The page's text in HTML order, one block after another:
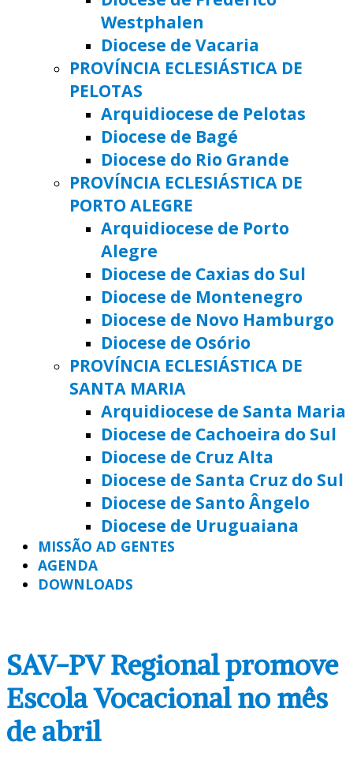
Westphalen
Diocese de Vacaria
PROVÍNCIA ECLESIÁSTICA DE
PELOTAS
Arquidiocese de Pelotas
Diocese de Bagé
Diocese do Rio Grande
PROVÍNCIA ECLESIÁSTICA DE
PORTO ALEGRE
Arquidiocese de Porto
Alegre
Diocese de Caxias do Sul
Diocese de Montenegro
Diocese de Novo Hamburgo
Diocese de Osório
PROVÍNCIA ECLESIÁSTICA DE
SANTA MARIA
Arquidiocese de Santa Maria
Diocese de Cachoeira do Sul
Diocese de Cruz Alta
Diocese de Santa Cruz do Sul
Diocese de Santo Ângelo
Diocese de Uruguaiana
MISSÃO AD GENTES
AGENDA
DOWNLOADS
SAV-PV Regional promove
Escola Vocacional no mês
de abril